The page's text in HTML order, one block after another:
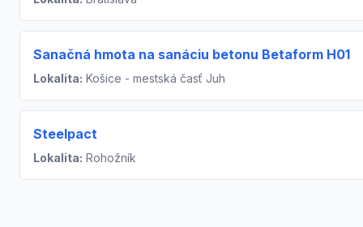
Sanačná hmota na sanáciu betonu Betaform H01
Lokalita: Košice - mestská časť Juh
Steelpact
Lokalita: Rohožník